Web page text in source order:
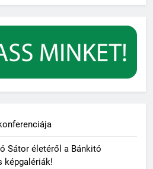
Sátor életéről a Bánkitó
képgalériák!